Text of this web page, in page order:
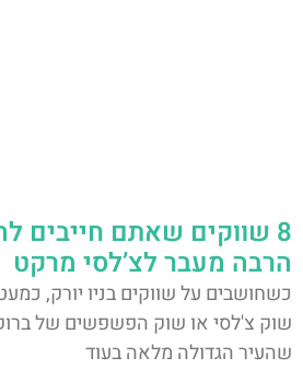
8 שווקים שאתם חייבים
הרבה מעבר לצ’לסי מרקט
כשחושבים על שווקים בניו יורק,
שוק צ'לסי או שוק הפשפשים של
שהעיר הגדולה מלאה בעוד